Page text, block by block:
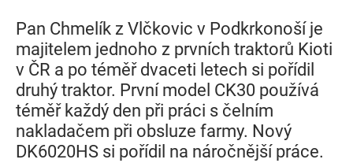
Pan Chmelík z Vlčkovic v Podkrkonoší je
majitelem jednoho z prvních traktorů Kioti
v ČR a po téměř dvaceti letech si pořídil
druhý traktor. První model CK30 používá
téměř každý den při práci s čelním
nakladačem při obsluze farmy. Nový
DK6020HS si pořídil na náročnější práce.